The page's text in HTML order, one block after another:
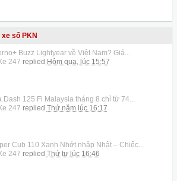
số PKN
Buzz Lightyear về Việt Nam? Giá...
247 replied Hôm qua, lúc 15:57
Dash 125 Fi Malaysia tháng 8 chỉ từ 74...
247 replied Thứ năm lúc 16:17
Cub 110 Xanh Nhớt nhập Nhật – Chiếc...
247 replied Thứ tư lúc 16:46